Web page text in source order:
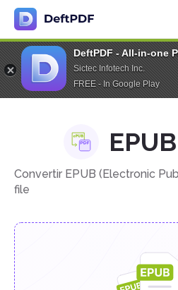
DeftPDF - All-in-one
Sictec Infotech Inc.
FREE - In Google Play
Convertir EPUB (Electronic
file